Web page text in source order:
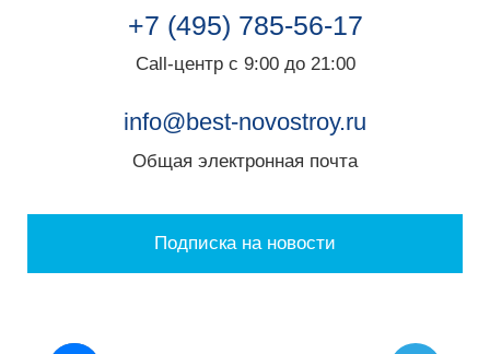
+7 (495) 785-56-17
Call-центр с 9:00 до 21:00
info@best-novostroy.ru
Общая электронная почта
Подписка на новости